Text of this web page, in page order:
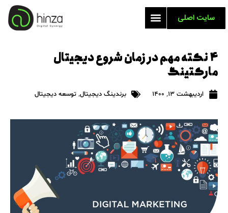
سایت اصلی
۴ نکته مهم در زمان شروع دیجیتال
مارکتینگ
اردیبهشت 13, 1400 برندینگ دیجیتال, توسعه دیجیتال